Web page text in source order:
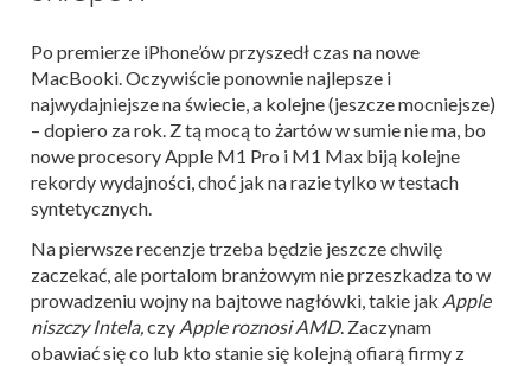
Po premierze iPhone’ów przyszedł czas na nowe
MacBooki. Oczywiście ponownie najlepsze i
najwydajniejsze na świecie, a kolejne (jeszcze mocniejsze)
– dopiero za rok. Z tą mocą to żartów w sumie nie ma, bo
nowe procesory Apple M1 Pro i M1 Max biją kolejne
rekordy wydajności, choć jak na razie tylko w testach
syntetycznych.
Na pierwsze recenzje trzeba będzie jeszcze chwilę
zaczekać, ale portalom branżowym nie przeszkadza to w
prowadzeniu wojny na bajtowe nagłówki, takie jak Apple
niszczy Intela,czy Apple roznosi AMD. Zaczynam
obawiać się co lub kto stanie się kolejną ofiarą firmy z